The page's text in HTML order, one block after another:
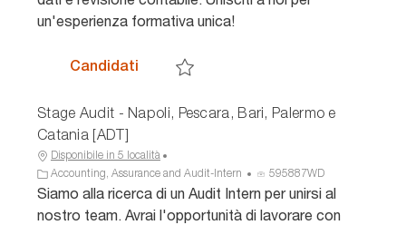
iun'esperienza formativa unica!
CandidatiStage Audit Financial Services -
Stage Audit - Napoli, Pescara, Bari, Palermo e
Catania [ADT]
Disponibile in 5 località
C
a
Accounting, Assurance and Audit-Intern
D
a
595887WD
Siamo alla ricerca di un Audit Intern per unirsi al
nostro team. Avrai l'opportunità di lavorare con